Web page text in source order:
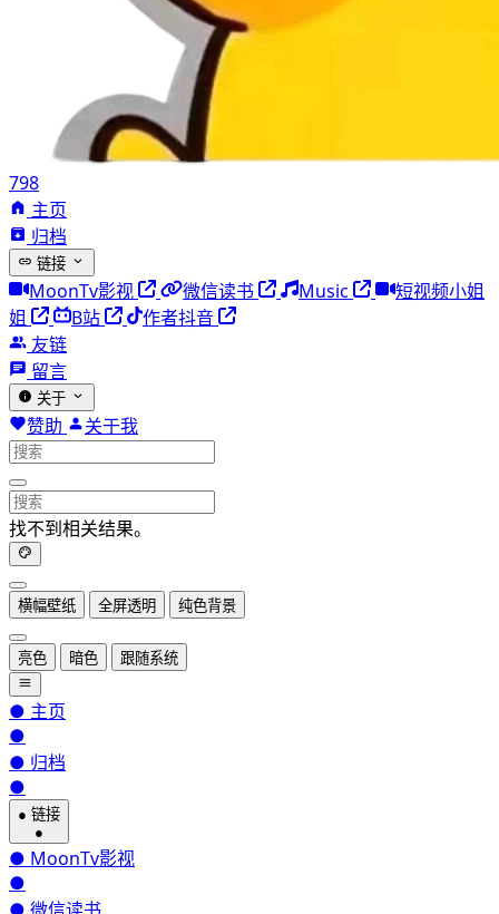
798
主页
归档
链接
MoonTv影视 微信读书 Music
短视频小姐
姐
B站
作者抖音
友链
留言
关于
赞助 关于我
找不到相关结果。
横幅壁纸 全屏透明 纯色背景
亮色 暗色 跟随系统
● 主页
●
● 归档
●
● 链接
●
● MoonTv影视
●